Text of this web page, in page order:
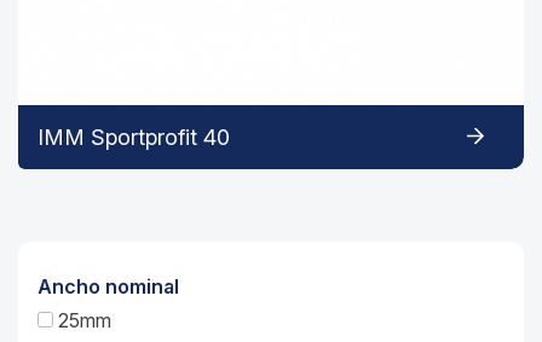
IMM Sportprofit 40
Ancho nominal
25mm